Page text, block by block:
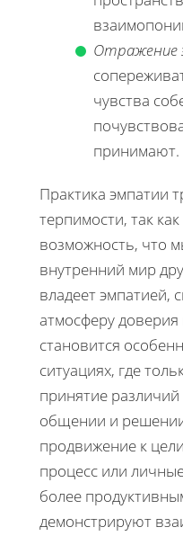
Отражение
чувства
принимают.
Практика эмпатии
терпимости, так
возможность, что
внутренний мир
владеет эмпатией,
атмосферу доверия
становится
ситуациях, где
принятие
общении и
продвижение к
процесс или
более
демонстрируют